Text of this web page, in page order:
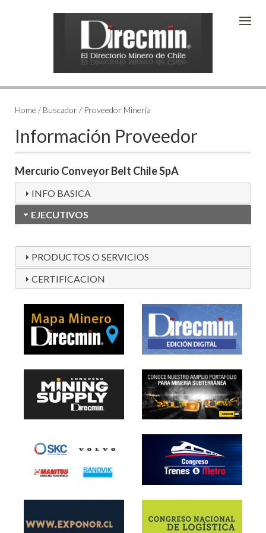
Home / Buscador / Proveedor Minería
Información Proveedor
Mercurio Conveyor Belt Chile SpA
INFO BASICA
EJECUTIVOS
PRODUCTOS O SERVICIOS
CERTIFICACION